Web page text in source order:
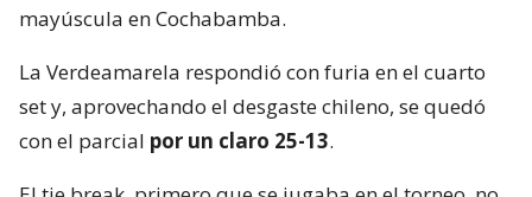
mayúscula en Cochabamba.
La Verdeamarela respondió con furia en el cuarto
set y, aprovechando el desgaste chileno, se quedó
con el parcial por un claro 25-13.